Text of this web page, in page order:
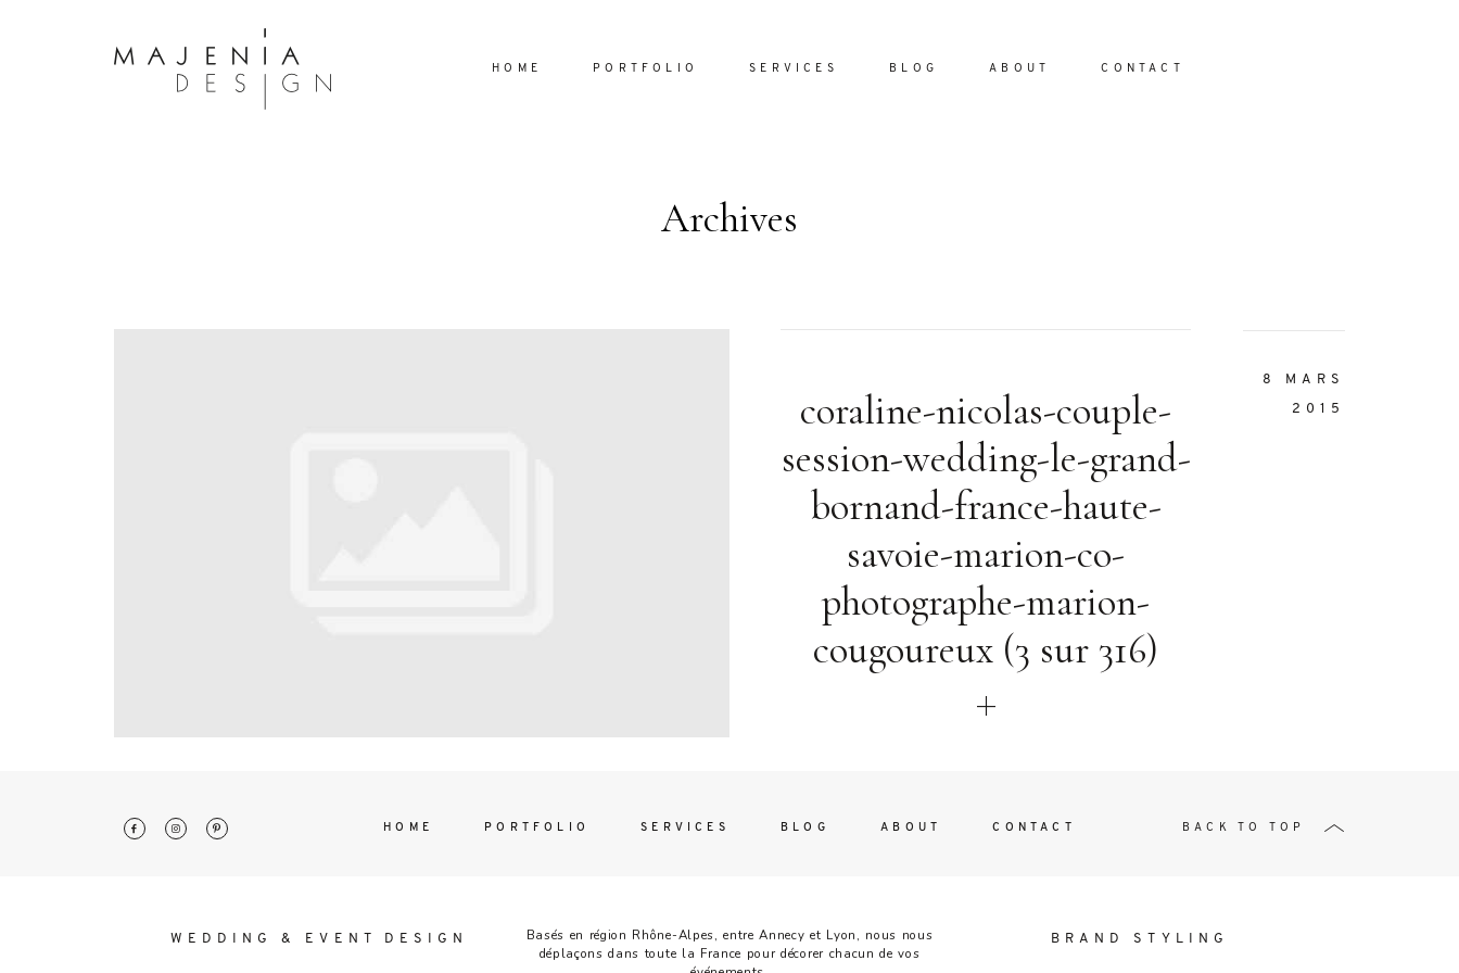
HOME PORTFOLIO SERVICES BLOG ABOUT CONTACT
Archives
8 MARS
2015
coraline-nicolas-couple-
session-wedding-le-grand-
bornand-france-haute-
savoie-marion-co-
photographe-marion-
cougoureux (3 sur 316)
Services
Contact
FOLLOW ME
HOME PORTFOLIO SERVICES BLOG ABOUT CONTACT BACK TO TOP
WEDDING & EVENT DESIGN
Basés en région Rhône-Alpes, entre Annecy et Lyon, nous nous
déplaçons dans toute la France pour décorer chacun de vos
BRAND STYLING